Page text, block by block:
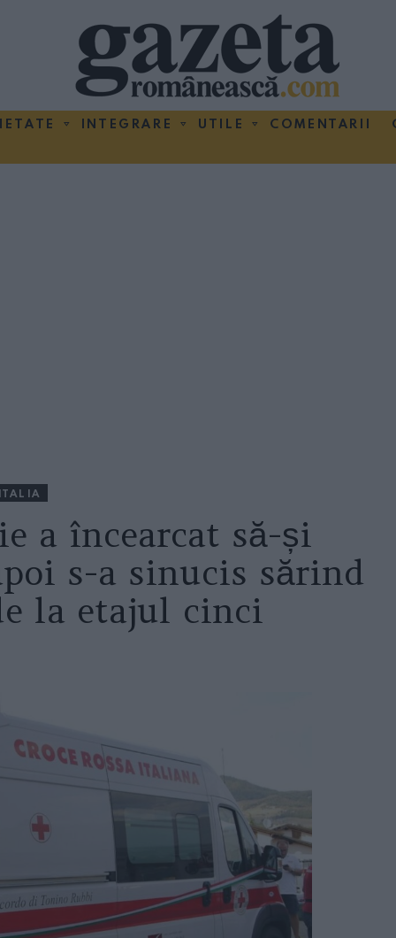
INTEGRARE UTILE COMENTARII
ITALIA
a încearcat să-și
s-a sinucis sărind
la etajul cinci